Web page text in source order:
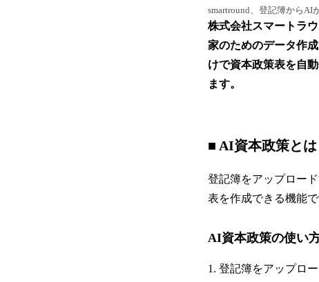
smartround、登記簿からAI
株式会社スマートラ
家のためのデータ作
けで資本政策表を自
ます。
■ AI資本政策とは
登記簿をアップロー
表を作成できる機能で
AI資本政策の使い
1. 登記簿をアップロ